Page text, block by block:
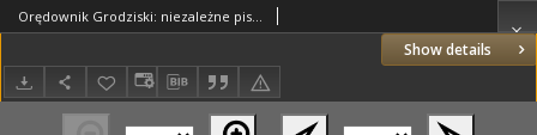
Show details
Orędownik Grodziski: niezależne pismo dla rodzin polskich powiatu grodziskiego i nowotomyskiego : organ centralny dla miast: Grodziska, Opalenicy, Buku, Nowego Tomyśla, Zbaszynia i Lwówka 1923.03.14 R.5 Nr21